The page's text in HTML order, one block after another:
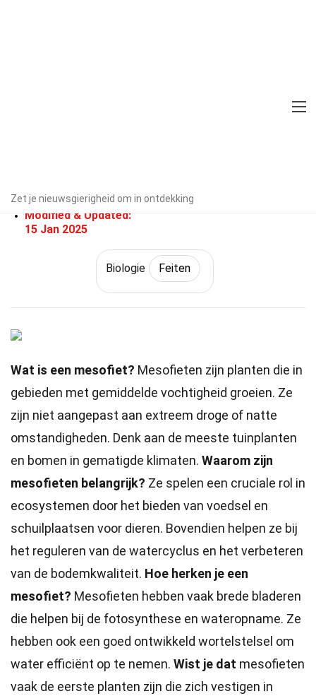
Zet je nieuwsgierigheid om in ontdekking
Vanbuskirk
Modified & Updated:
15 Jan 2025
Biologie Feiten
Wat is een mesofiet? Mesofieten zijn planten die in
gebieden met gemiddelde vochtigheid groeien. Ze
zijn niet aangepast aan extreem droge of natte
omstandigheden. Denk aan de meeste tuinplanten
en bomen in gematigde klimaten. Waarom zijn
mesofieten belangrijk? Ze spelen een cruciale rol in
ecosystemen door het bieden van voedsel en
schuilplaatsen voor dieren. Bovendien helpen ze bij
het reguleren van de watercyclus en het verbeteren
van de bodemkwaliteit. Hoe herken je een
mesofiet? Mesofieten hebben vaak brede bladeren
die helpen bij de fotosynthese en wateropname. Ze
hebben ook een goed ontwikkeld wortelstelsel om
water efficiënt op te nemen. Wist je dat mesofieten
vaak de eerste planten zijn die zich vestigen in